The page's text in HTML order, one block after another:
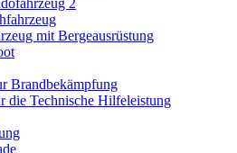
2
mit Bergeausrüstung
Brandbekämpfung
die Technische Hilfeleistung